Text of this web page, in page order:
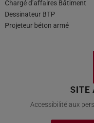
Chargé d’affaires Bâtiment
Dessinateur BTP
Projeteur béton armé
SITE
Accessibilité aux